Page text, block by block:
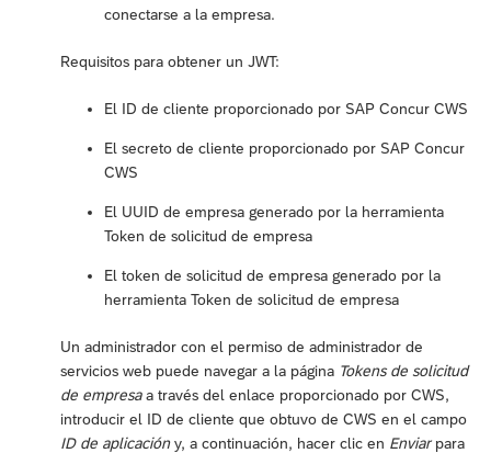
conectarse a la empresa.
Requisitos para obtener un JWT:
El ID de cliente proporcionado por SAP Concur CWS
El secreto de cliente proporcionado por SAP Concur
CWS
El UUID de empresa generado por la herramienta
Token de solicitud de empresa
El token de solicitud de empresa generado por la
herramienta Token de solicitud de empresa
Un administrador con el permiso de administrador de
servicios web puede navegar a la página Tokens de solicitud
de empresaa través del enlace proporcionado por CWS,
introducir el ID de cliente que obtuvo de CWS en el campo
ID de aplicacióny, a continuación, hacer clic en Enviarpara